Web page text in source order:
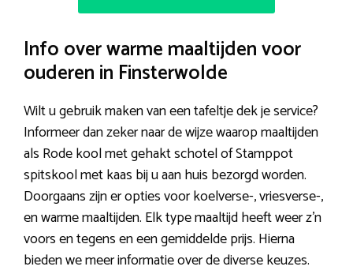
Info over warme maaltijden voor
ouderen in Finsterwolde
Wilt u gebruik maken van een tafeltje dek je service?
Informeer dan zeker naar de wijze waarop maaltijden
als Rode kool met gehakt schotel of Stamppot
spitskool met kaas bij u aan huis bezorgd worden.
Doorgaans zijn er opties voor koelverse-, vriesverse-,
en warme maaltijden. Elk type maaltijd heeft weer z’n
voors en tegens en een gemiddelde prijs. Hierna
bieden we meer informatie over de diverse keuzes.